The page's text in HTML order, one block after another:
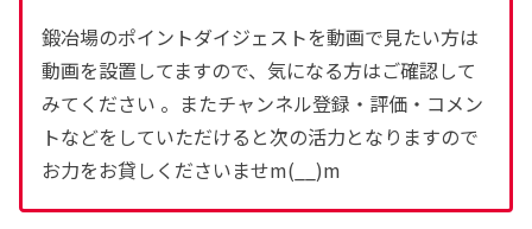
鍛冶場のポイントダイジェストを動画で見たい方は
動画を設置してますので、気になる方はご確認して
みてください 。またチャンネル登録・評価・コメン
トなどをしていただけると次の活力となりますので
お力をお貸しくださいませm(__)m